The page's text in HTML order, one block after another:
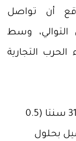
أن تواصل
التوالي، وسط
التجارية
خسرت العقود الآجلة لخام برنت 31 سنتا (0.5
للبرميل بحلول